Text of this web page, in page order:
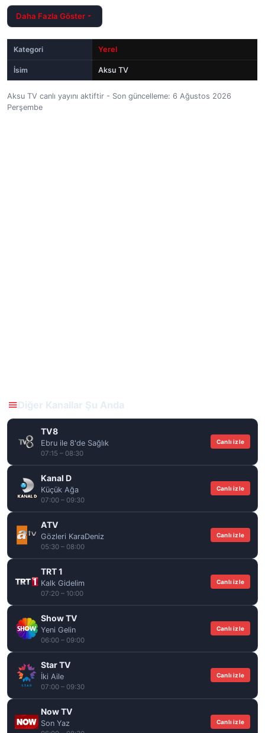
Daha Fazla Göster
Kategori Yerel
İsim Aksu TV
Aksu TV canlı yayını aktiftir - Son güncelleme: 6 Ağustos 2026
Perşembe
TV8
Ebru ile 8'de Sağlık
07:15 – 08:30
Canlı izle
Kanal D
Küçük Ağa
07:00 – 09:30
Canlı izle
ATV
Gözleri KaraDeniz
05:30 – 08:00
Canlı izle
TRT 1
Kalk Gidelim
07:20 – 10:00
Canlı izle
Show TV
Yeni Gelin
06:00 – 09:00
Canlı izle
Star TV
İki Aile
07:00 – 09:30
Canlı izle
Now TV
Son Yaz Canlı izle